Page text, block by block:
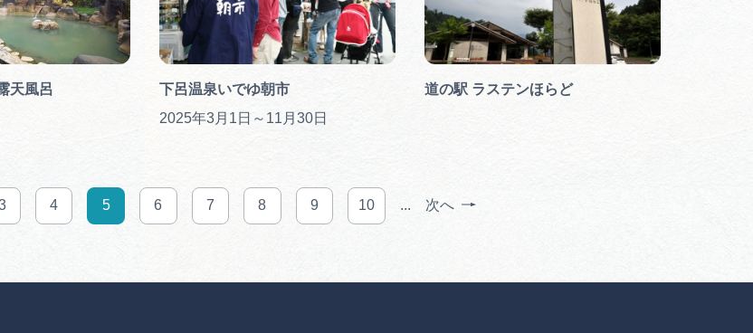
天風呂 下呂温泉いでゆ朝市
2025年3月1日～11月30日
道の駅 ラステンほらど
4 5 6 7 8 9 10 ... 次へ